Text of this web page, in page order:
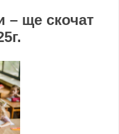
– ще скочат